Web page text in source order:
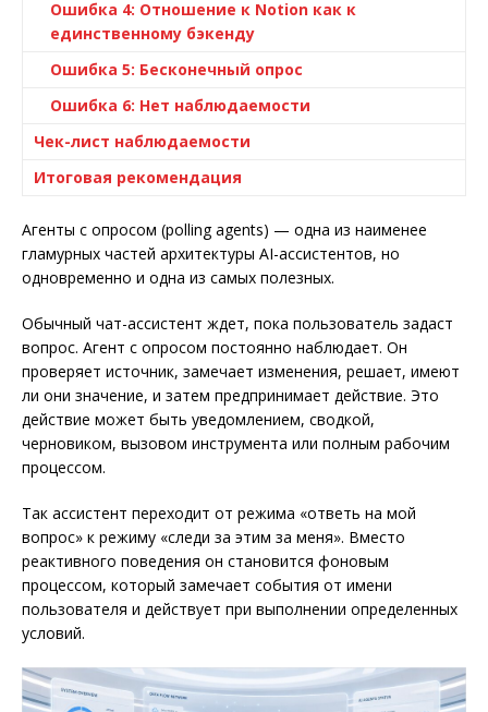
Ошибка 4: Отношение к Notion как к
единственному бэкенду
Ошибка 5: Бесконечный опрос
Ошибка 6: Нет наблюдаемости
Чек-лист наблюдаемости
Итоговая рекомендация
Агенты с опросом (polling agents) — одна из наименее
гламурных частей архитектуры AI-ассистентов, но
одновременно и одна из самых полезных.
Обычный чат-ассистент ждет, пока пользователь задаст
вопрос. Агент с опросом постоянно наблюдает. Он
проверяет источник, замечает изменения, решает, имеют
ли они значение, и затем предпринимает действие. Это
действие может быть уведомлением, сводкой,
черновиком, вызовом инструмента или полным рабочим
процессом.
Так ассистент переходит от режима «ответь на мой
вопрос» к режиму «следи за этим за меня». Вместо
реактивного поведения он становится фоновым
процессом, который замечает события от имени
пользователя и действует при выполнении определенных
условий.